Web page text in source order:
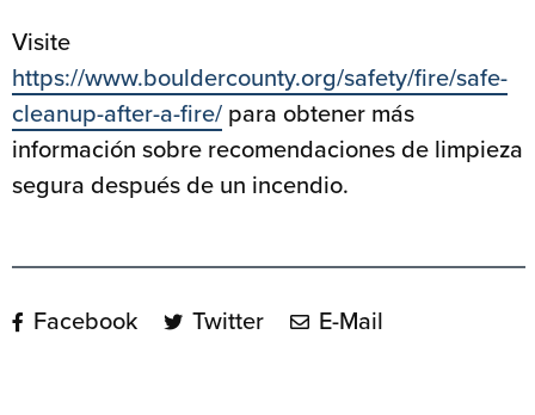
Visite
https://www.bouldercounty.org/safety/fire/safe-
cleanup-after-a-fire/ para obtener más
información sobre recomendaciones de limpieza
segura después de un incendio.
Facebook Twitter E-Mail